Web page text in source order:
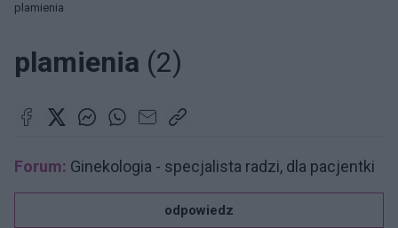
plamienia
plamienia (2)
Forum: Ginekologia - specjalista radzi, dla pacjentki
odpowiedz